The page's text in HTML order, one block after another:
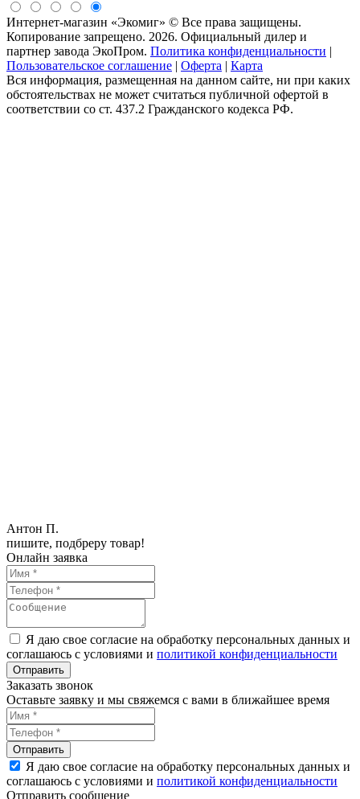
Интернет-магазин «Экомиг» © Все права защищены.
Копирование запрещено. 2026. Официальный дилер и
партнер завода ЭкоПром. Политика конфиденциальности |
Пользовательское соглашение | Оферта | Карта
Вся информация, размещенная на данном сайте, ни при каких
обстоятельствах не может считаться публичной офертой в
соответствии со ст. 437.2 Гражданского кодекса РФ.
Антон П.
пишите, подбреру товар!
Онлайн заявка
Я даю свое согласие на обработку персональных данных и
соглашаюсь с условиями и политикой конфиденциальности
Заказать звонок
Оставьте заявку и мы свяжемся с вами в ближайшее время
Я даю свое согласие на обработку персональных данных и
соглашаюсь с условиями и политикой конфиденциальности
Отправить сообщение